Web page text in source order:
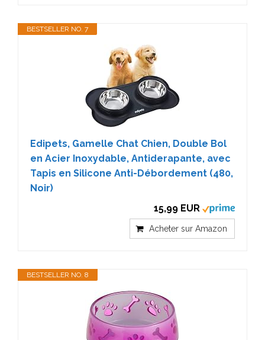
BESTSELLER NO. 7
Edipets, Gamelle Chat Chien, Double Bol
en Acier Inoxydable, Antiderapante, avec
Tapis en Silicone Anti-Débordement (480,
Noir)
15,99 EUR
Acheter sur Amazon
BESTSELLER NO. 8